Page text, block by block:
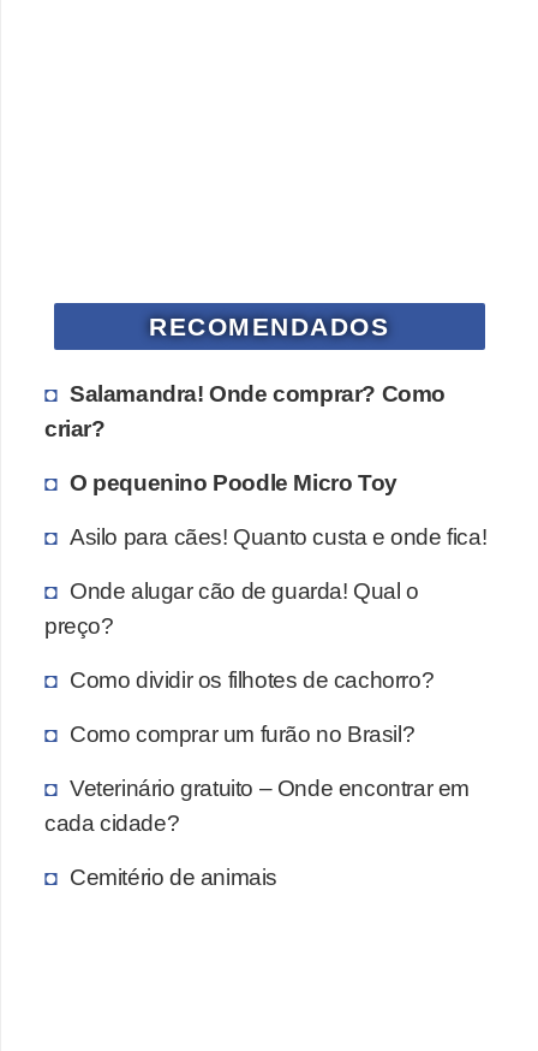
RECOMENDADOS
Salamandra! Onde comprar? Como
criar?
O pequenino Poodle Micro Toy
Asilo para cães! Quanto custa e onde fica!
Onde alugar cão de guarda! Qual o
preço?
Como dividir os filhotes de cachorro?
Como comprar um furão no Brasil?
Veterinário gratuito – Onde encontrar em
cada cidade?
Cemitério de animais